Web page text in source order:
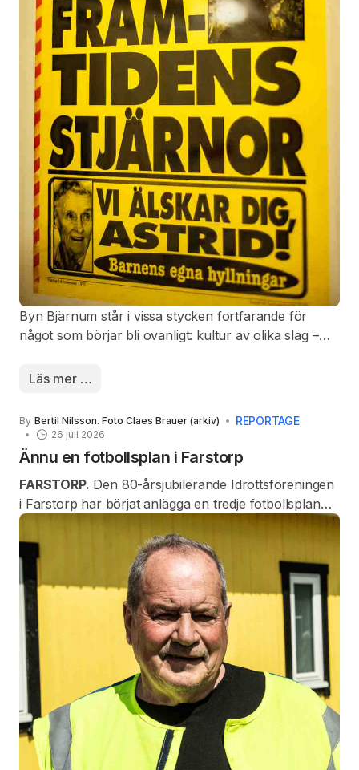
Byn Bjärnum står i vissa stycken fortfarande för
något som börjar bli ovanligt: kultur av olika slag –
upplevelser.
Läs mer …
By Bertil Nilsson. Foto Claes Brauer (arkiv) REPORTAGE
26 juli 2026
Ännu en fotbollsplan i Farstorp
FARSTORP. Den 80-årsjubilerande Idrottsföreningen
i Farstorp har börjat anlägga en tredje fotbollsplan
vid klubbens starkt upprustade idrottsanläggning mitt
i byn. Det handlar om en konstgräsplan.